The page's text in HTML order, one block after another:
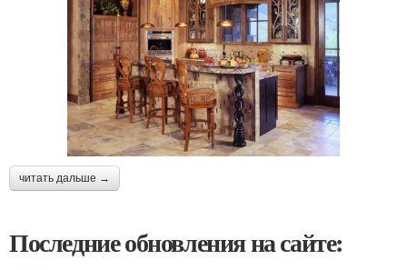
читать дальше →
Последние обновления на сайте: